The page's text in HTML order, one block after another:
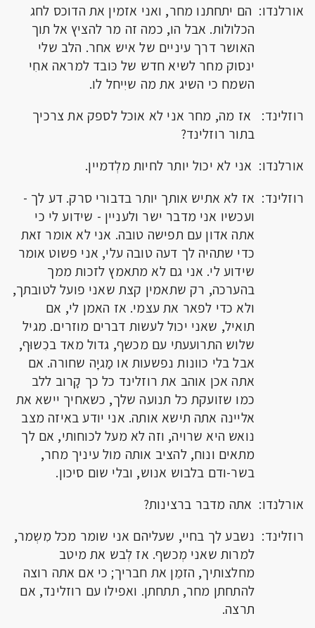
אורלנדו: הם יתחתנו מחר, ואני אזמין את הדוכס לחג
הכלולות. אבל הו, כמה זה מר להציץ אל תוך
האושר דרך עיניים של איש אחר. הלב שלי
ינסוק מחר לשיא חדש של כּובד למראה אחִי
השמח כי השיג את מה שיִיחל לו.
רוזלינד: אז מה, מחר אני לא אוכל לספק את צרכיך
בתור רוזלינד?
אורלנדו: אני לא יכול יותר לחיות מלְדמיין.
רוזלינד: אז לא אתיש אותך יותר בדבורי סרק. דע לך -
ועכשיו אני מדבר ישר ולעניין - שידוע לי כי
אתה אדון עם תפישה טובה. אני לא אומר זאת
כדי שתהיה לך דעה טובה עלי, אני פשוט אומר
שידוע לי. אני גם לא מתאמץ לזכות ממך
בהערכה, רק שתאמין קצת שאני פועל לטובתך,
ולא כדי לפאר את עצמי. אז האמן לי, אם
תואיל, שאני יכול לעשות דברים מוזרים. מגיל
שלוש התרועעתי עם מכשף, גדול מאד בכִשוּף,
אבל בלי כוונות נפשעות או מַגיָה שחורה. אם
אתה אכן אוהב את רוזלינד כל כך קָרוב ללב
כמו שזועקת כל תנועה שלך, כשאחיך יישא את
אליינה אתה תישא אותה. אני יודע באיזה מצב
נואש היא שרויה, וזה לא מעל לכוחותי, אם לך
מתאים ונוח, להציב אותה מול עיניך מחר,
בשר-ודם בלבוש אנוש, ובלי שום סיכון.
אורלנדו: אתה מדבר ברצינות?
רוזלינד: נשבע לך בחיי, שעליהם אני שומר מכל מִשְמר,
למרות שאני מְכשף. אז לְבש את מיטב
מחלצותיך, הזמֵן את חבריך; כי אם אתה רוצה
להתחתן מחר, תתחתן. ואפילו עם רוזלינד, אם
תרצה.